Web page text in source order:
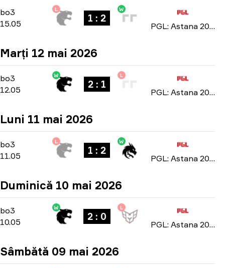
bo3 -bo3
15.05
L
1 : 2
W
PGL: Astana 2026
Marți 12 mai 2026
bo3 Group Stage-bo3
12.05
W
2 : 1
L
PGL: Astana 2026
Luni 11 mai 2026
bo3 Group Stage-bo3
11.05
L
1 : 2
W
PGL: Astana 2026
Duminică 10 mai 2026
bo3 Group Stage-bo3
10.05
W
2 : 0
L
PGL: Astana 2026
Sâmbătă 09 mai 2026